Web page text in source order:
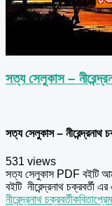
সত্য সেলুকাস –
সত্য সেলুকাস – নীরেন্দ্রনাথ
531 views
সত্য সেলুকাস PDF বইটি
বইটি নীরেন্দ্রনাথ চক্রবর্তী
নীরেন্দ্রনাথ চক্রবর্তীকবিতাপ্রেম